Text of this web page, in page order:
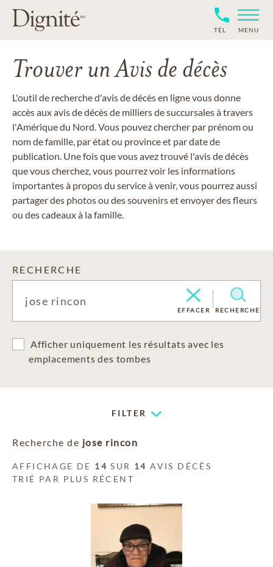
TÉL MENU
Trouver un Avis de décès
L'outil de recherche d'avis de décès en ligne vous donne
accès aux avis de décès de milliers de succursales à travers
l'Amérique du Nord. Vous pouvez chercher par prénom ou
nom de famille, par état ou province et par date de
publication. Une fois que vous avez trouvé l'avis de décès
que vous cherchez, vous pourrez voir les informations
importantes à propos du service à venir, vous pourrez aussi
partager des photos ou des souvenirs et envoyer des fleurs
ou des cadeaux à la famille.
RECHERCHE
EFFACER RECHERCHE
Afficher uniquement les résultats avec les
emplacements des tombes
FILTER
Recherche de jose rincon
AFFICHAGE DE 14 SUR 14 AVIS DÉCÈS
TRIÉ PAR PLUS RÉCENT